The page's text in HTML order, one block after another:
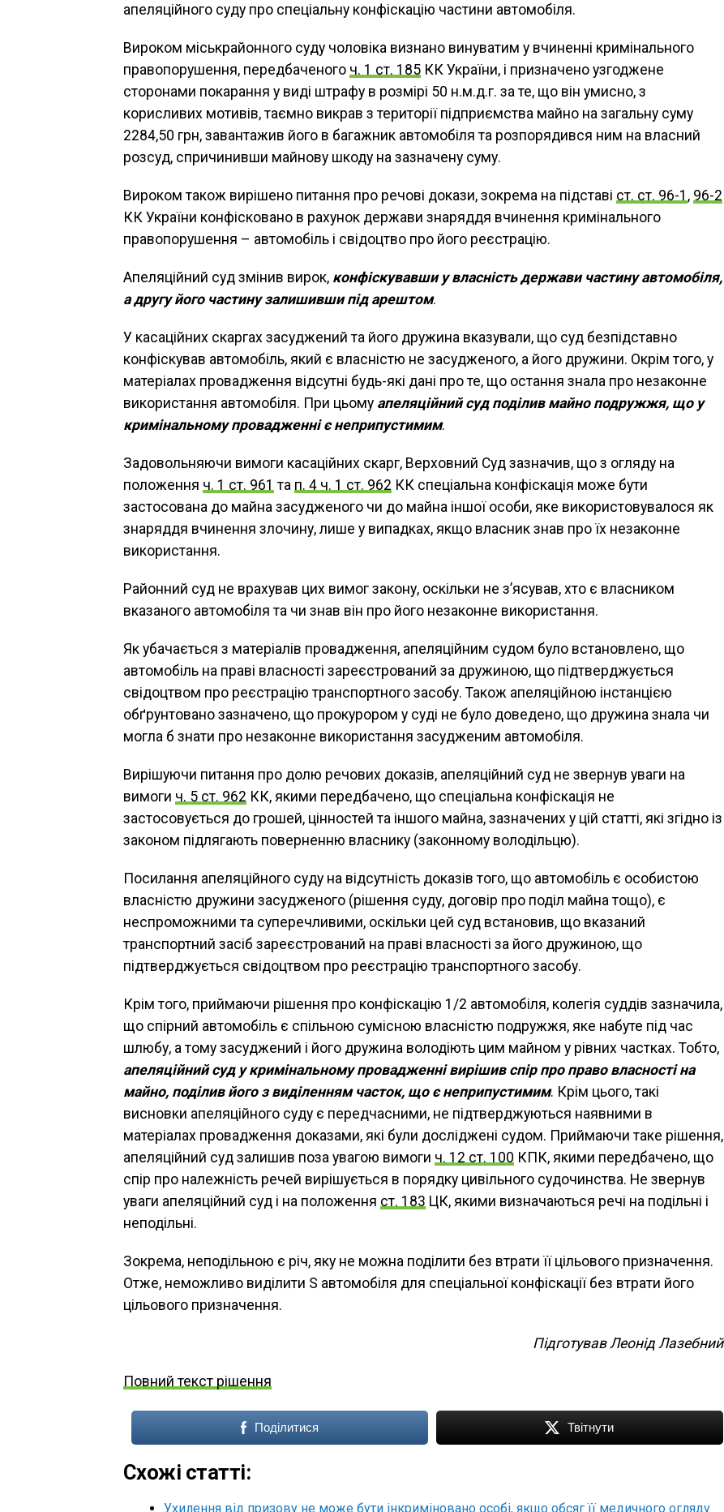
апеляційного суду про спеціальну конфіскацію частини автомобіля.
Вироком міськрайонного суду чоловіка визнано винуватим у вчиненні кримінального
правопорушення, передбаченого ч. 1 ст. 185 КК України, і призначено узгоджене
сторонами покарання у виді штрафу в розмірі 50 н.м.д.г. за те, що він умисно, з
корисливих мотивів, таємно викрав з території підприємства майно на загальну суму
2284,50 грн, завантажив його в багажник автомобіля та розпорядився ним на власний
розсуд, спричинивши майнову шкоду на зазначену суму.
Вироком також вирішено питання про речові докази, зокрема на підставі ст. ст. 96-1 , 96-2
КК України конфісковано в рахунок держави знаряддя вчинення кримінального
правопорушення – автомобіль і свідоцтво про його реєстрацію.
Апеляційний суд змінив вирок, конфіскувавши у власність держави частину автомобіля,
а другу його частину залишивши під арештом.
У касаційних скаргах засуджений та його дружина вказували, що суд безпідставно
конфіскував автомобіль, який є власністю не засудженого, а його дружини. Окрім того, у
матеріалах провадження відсутні будь-які дані про те, що остання знала про незаконне
використання автомобіля. При цьому апеляційний суд поділив майно подружжя, що у
кримінальному провадженні є неприпустимим.
Задовольняючи вимоги касаційних скарг, Верховний Суд зазначив, що з огляду на
положення ч. 1 ст. 961 та п. 4 ч. 1 ст. 962 КК спеціальна конфіскація може бути
застосована до майна засудженого чи до майна іншої особи, яке використовувалося як
знаряддя вчинення злочину, лише у випадках, якщо власник знав про їх незаконне
використання.
Районний суд не врахував цих вимог закону, оскільки не з’ясував, хто є власником
вказаного автомобіля та чи знав він про його незаконне використання.
Як убачається з матеріалів провадження, апеляційним судом було встановлено, що
автомобіль на праві власності зареєстрований за дружиною, що підтверджується
свідоцтвом про реєстрацію транспортного засобу. Також апеляційною інстанцією
обґрунтовано зазначено, що прокурором у суді не було доведено, що дружина знала чи
могла б знати про незаконне використання засудженим автомобіля.
Вирішуючи питання про долю речових доказів, апеляційний суд не звернув уваги на
вимоги ч. 5 ст. 962 КК, якими передбачено, що спеціальна конфіскація не
застосовується до грошей, цінностей та іншого майна, зазначених у цій статті, які згідно із
законом підлягають поверненню власнику (законному володільцю).
Посилання апеляційного суду на відсутність доказів того, що автомобіль є особистою
власністю дружини засудженого (рішення суду, договір про поділ майна тощо), є
неспроможними та суперечливими, оскільки цей суд встановив, що вказаний
транспортний засіб зареєстрований на праві власності за його дружиною, що
підтверджується свідоцтвом про реєстрацію транспортного засобу.
Крім того, приймаючи рішення про конфіскацію 1/2 автомобіля, колегія суддів зазначила,
що спірний автомобіль є спільною сумісною власністю подружжя, яке набуте під час
шлюбу, а тому засуджений і його дружина володіють цим майном у рівних частках. Тобто,
апеляційний суд у кримінальному провадженні вирішив спір про право власності на
майно, поділив його з виділенням часток, що є неприпустимим. Крім цього, такі
висновки апеляційного суду є передчасними, не підтверджуються наявними в
матеріалах провадження доказами, які були досліджені судом. Приймаючи таке рішення,
апеляційний суд залишив поза увагою вимоги ч. 12 ст. 100 КПК, якими передбачено, що
спір про належність речей вирішується в порядку цивільного судочинства. Не звернув
уваги апеляційний суд і на положення ст. 183 ЦК, якими визначаються речі на подільні і
неподільні.
Зокрема, неподільною є річ, яку не можна поділити без втрати її цільового призначення.
Отже, неможливо виділити Ѕ автомобіля для спеціальної конфіскації без втрати його
цільового призначення.
Підготував Леонід Лазебний
Повний текст рішення
Поділитися Твітнути
Схожі статті:
Ухилення від призову не може бути інкриміновано особі, якщо обсяг її медичного огляду